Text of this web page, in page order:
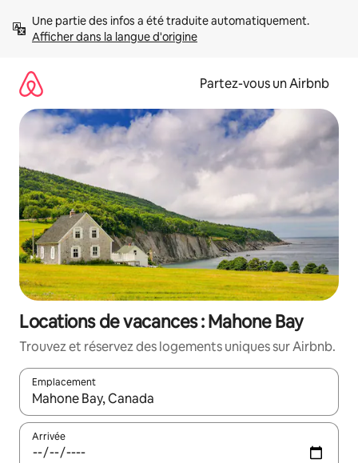
directement
Afficher dans la langue d'origine
Partez-vous un Airbnb
Locations de vacances : Mahone Bay
Trouvez et réservez des logements uniques sur Airbnb.
Emplacement
Quand les résultats sont affichés, parcourez-les en utilisant
Arrivée